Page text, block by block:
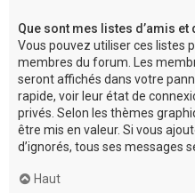
Que sont mes listes d’amis et
Vous pouvez utiliser ces listes
membres du forum. Les
seront affichés dans votre
rapide, voir leur état de
privés. Selon les thèmes
être mis en valeur. Si vous
d’ignorés, tous ses messages
Haut